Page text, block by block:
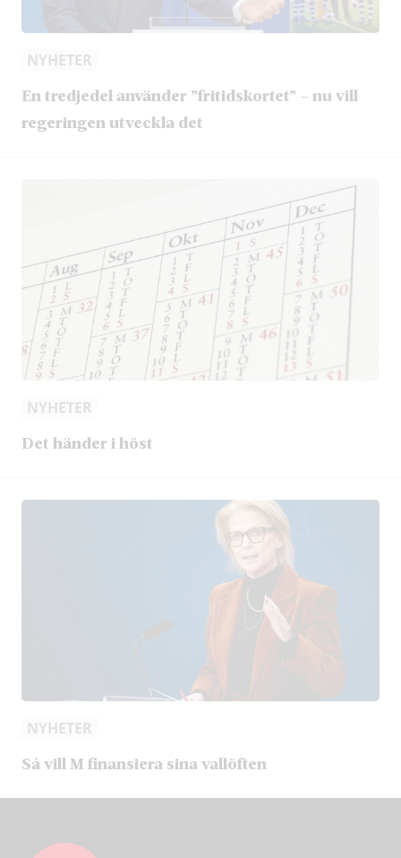
NYHETER
En tredjedel använder ”fritidskortet” – nu vill
regeringen utveckla det
NYHETER
Det händer i höst
NYHETER
Så vill M finansiera sina vallöften